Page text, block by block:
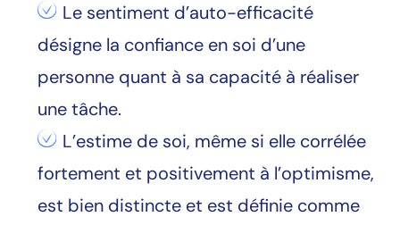
Le sentiment d’auto-efficacité
désigne la confiance en soi d’une
personne quant à sa capacité à réaliser
une tâche.
L’estime de soi, même si elle corrélée
fortement et positivement à l’optimisme,
est bien distincte et est définie comme